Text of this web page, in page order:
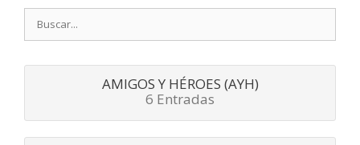
Buscar:
AMIGOS Y HÉROES (AYH)
6 Entradas